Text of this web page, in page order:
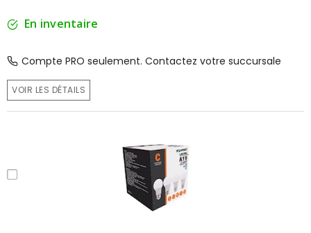
En inventaire
Compte PRO seulement. Contactez votre succursale
VOIR LES DÉTAILS